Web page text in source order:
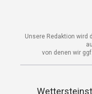
Unsere Redaktion wird
von denen wir